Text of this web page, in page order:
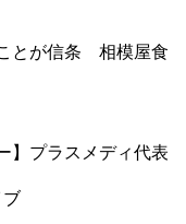
とが信条 相模屋食
ブ